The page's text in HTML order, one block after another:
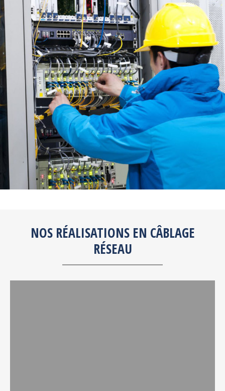
NOS RÉALISATIONS EN CÂBLAGE
RÉSEAU